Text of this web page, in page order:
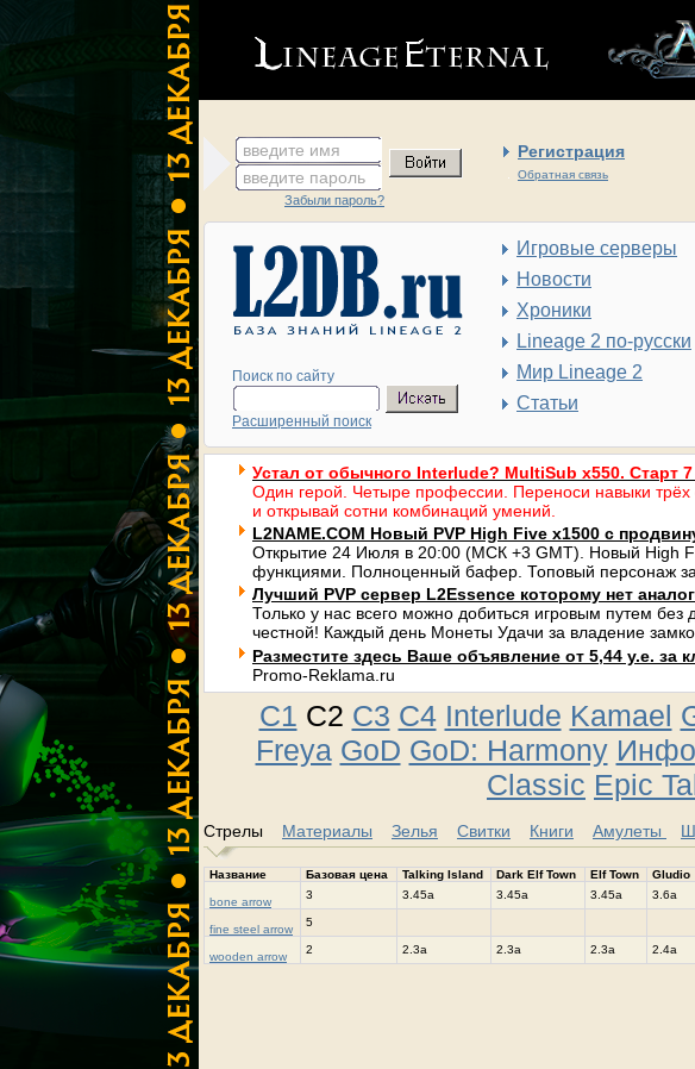
введите имя Регистрация
Обратная связь
введите пароль
Забыли пароль?
Поиск по сайту
Расширенный поиск
Игровые серверы
Новости
Хроники
Lineage 2 по-русски
Мир Lineage 2
Статьи
Устал от обычного Interlude? MultiSub x550. Старт 7
Один герой. Четыре профессии. Переноси навыки трёх
и открывай сотни комбинаций умений.
L2NAME.COM Новый PVP High Five x1500 с
Открытие 24 Июля в 20:00 (МСК +3 GMT). Новый High
функциями. Полноценный бафер. Топовый персонаж за
Лучший PVP сервер L2Essence которому нет
Только у нас всего можно добиться игровым путем
честной! Каждый день Монеты Удачи за владение
Разместите здесь Ваше объявление от 5,44 у.е. за
Promo-Reklama.ru
C1 C2 C3 C4 Interlude Kamael
Freya GoD GoD: Harmony
Classic Epic
Стрелы Материалы Зелья Свитки Книги Амулеты
Название Базовая цена Talking Island Dark Elf Town Elf Town Gludio
bone arrow
3 3.45a 3.45a 3.45a 3.6a
fine steel arrow
5
wooden arrow
2 2.3a 2.3a 2.3a 2.4a